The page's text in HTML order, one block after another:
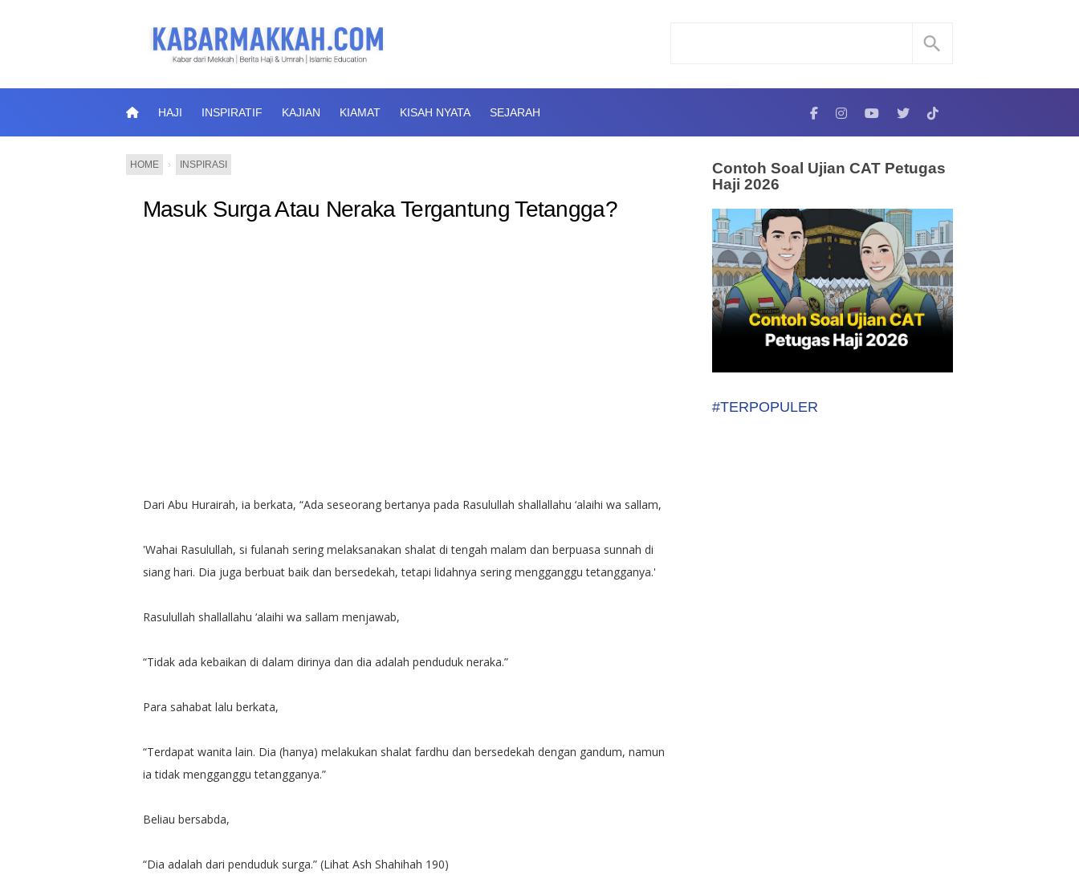
HAJI INSPIRATIF KAJIAN KIAMAT KISAH NYATA SEJARAH
HOME › INSPIRASI
Masuk Surga Atau Neraka Tergantung Tetangga?
Dari Abu Hurairah, ia berkata, “Ada seseorang bertanya pada Rasulullah shallallahu ‘alaihi wa sallam,
'Wahai Rasulullah, si fulanah sering melaksanakan shalat di tengah malam dan berpuasa sunnah di
siang hari. Dia juga berbuat baik dan bersedekah, tetapi lidahnya sering mengganggu tetangganya.'
Rasulullah shallallahu ‘alaihi wa sallam menjawab,
“Tidak ada kebaikan di dalam dirinya dan dia adalah penduduk neraka.”
Para sahabat lalu berkata,
“Terdapat wanita lain. Dia (hanya) melakukan shalat fardhu dan bersedekah dengan gandum, namun
ia tidak mengganggu tetangganya.”
Beliau bersabda,
“Dia adalah dari penduduk surga.” (Lihat Ash Shahihah 190)
Contoh Soal Ujian CAT Petugas
Haji 2026
#TERPOPULER